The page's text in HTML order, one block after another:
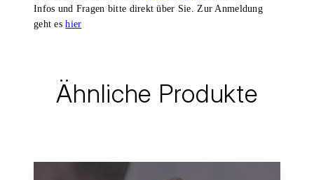
Infos und Fragen bitte direkt über Sie. Zur Anmeldung
geht eshier
Ähnliche Produkte